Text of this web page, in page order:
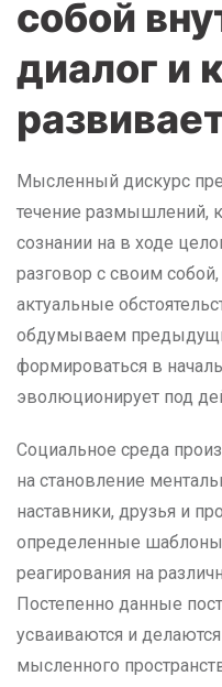
собой
диалог и
Мысленный дискурс
течение размышлений,
сознании на в ходе
разговор с своим
актуальные
обдумываем
формироваться в
эволюционирует под
Социальное среда
на становление
наставники, друзья и
определенные
реагирования на
Постепенно данные
усваиваются и
мысленного